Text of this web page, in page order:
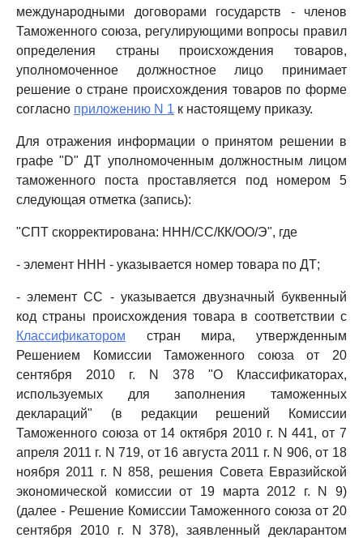
международными договорами государств - членов
Таможенного союза, регулирующими вопросы правил
определения страны происхождения товаров,
уполномоченное должностное лицо принимает
решение о стране происхождения товаров по форме
согласно приложению N 1 к настоящему приказу.
Для отражения информации о принятом решении в
графе "D" ДТ уполномоченным должностным лицом
таможенного поста проставляется под номером 5
следующая отметка (запись):
"СПТ скорректирована: ННН/СС/КК/ОО/Э", где
- элемент ННН - указывается номер товара по ДТ;
- элемент СС - указывается двузначный буквенный
код страны происхождения товара в соответствии с
Классификатором стран мира, утвержденным
Решением Комиссии Таможенного союза от 20
сентября 2010 г. N 378 "О Классификаторах,
используемых для заполнения таможенных
деклараций" (в редакции решений Комиссии
Таможенного союза от 14 октября 2010 г. N 441, от 7
апреля 2011 г. N 719, от 16 августа 2011 г. N 906, от 18
ноября 2011 г. N 858, решения Совета Евразийской
экономической комиссии от 19 марта 2012 г. N 9)
(далее - Решение Комиссии Таможенного союза от 20
сентября 2010 г. N 378), заявленный декларантом